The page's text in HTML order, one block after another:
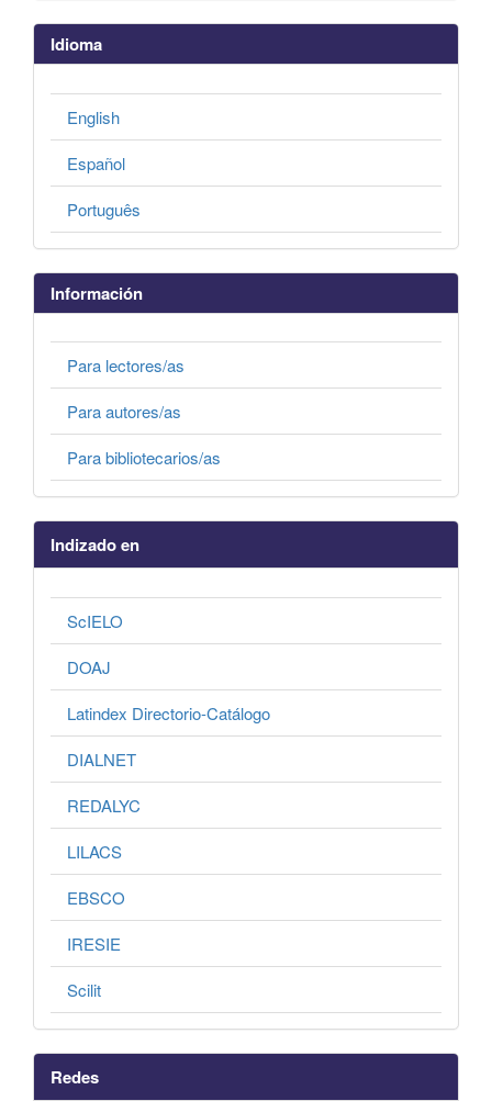
Idioma
English
Español
Português
Información
Para lectores/as
Para autores/as
Para bibliotecarios/as
Indizado en
ScIELO
DOAJ
Latindex Directorio-Catálogo
DIALNET
REDALYC
LILACS
EBSCO
IRESIE
Scilit
Redes